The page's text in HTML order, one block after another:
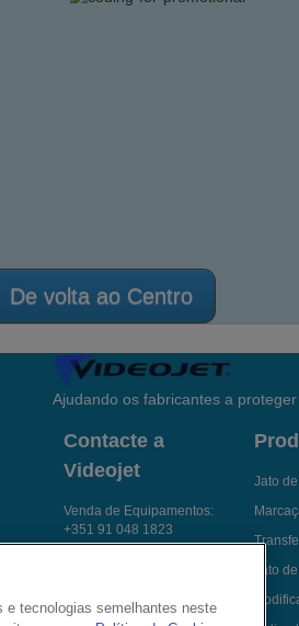
De volta ao Centro
Ajudando os fabricantes a
Contacte a
Videojet
Venda de Equipamentos:
+351 91 048 1823
Videojet
Jato
Jato
e tecnologias semelhantes neste